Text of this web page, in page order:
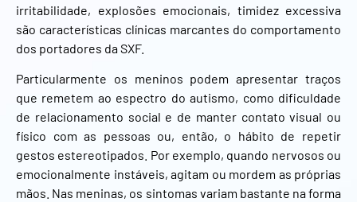
irritabilidade, explosões emocionais, timidez excessiva
são características clínicas marcantes do comportamento
dos portadores da SXF.
Particularmente os meninos podem apresentar traços
que remetem ao espectro do autismo, como dificuldade
de relacionamento social e de manter contato visual ou
físico com as pessoas ou, então, o hábito de repetir
gestos estereotipados. Por exemplo, quando nervosos ou
emocionalmente instáveis, agitam ou mordem as próprias
mãos. Nas meninas, os sintomas variam bastante na forma